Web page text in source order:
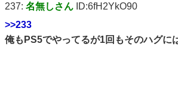
237: 名無しさん ID:6fH2YkO90
>>233
俺もPS5でやってるが1回もそのハグに